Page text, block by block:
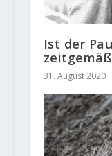
Ist der
31. August 2020